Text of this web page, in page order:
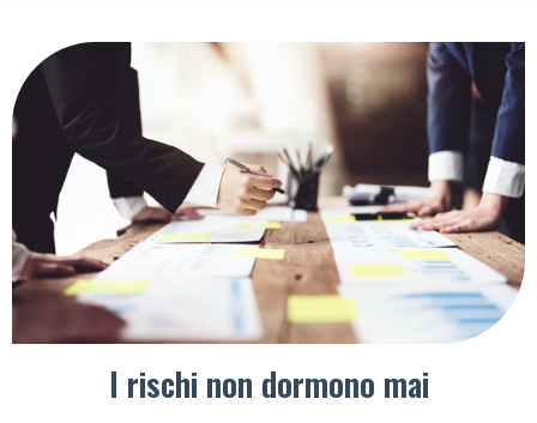
I rischi non dormono mai